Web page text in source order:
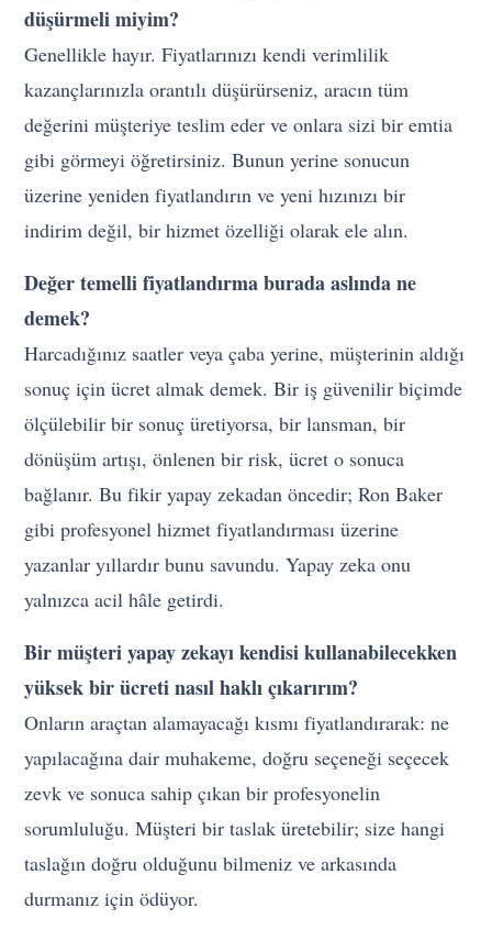
düşürmeli miyim?
Genellikle hayır. Fiyatlarınızı kendi verimlilik
kazançlarınızla orantılı düşürürseniz, aracın tüm
değerini müşteriye teslim eder ve onlara sizi bir emtia
gibi görmeyi öğretirsiniz. Bunun yerine sonucun
üzerine yeniden fiyatlandırın ve yeni hızınızı bir
indirim değil, bir hizmet özelliği olarak ele alın.
Değer temelli fiyatlandırma burada aslında ne
demek?
Harcadığınız saatler veya çaba yerine, müşterinin aldığı
sonuç için ücret almak demek. Bir iş güvenilir biçimde
ölçülebilir bir sonuç üretiyorsa, bir lansman, bir
dönüşüm artışı, önlenen bir risk, ücret o sonuca
bağlanır. Bu fikir yapay zekadan öncedir; Ron Baker
gibi profesyonel hizmet fiyatlandırması üzerine
yazanlar yıllardır bunu savundu. Yapay zeka onu
yalnızca acil hâle getirdi.
Bir müşteri yapay zekayı kendisi kullanabilecekken
yüksek bir ücreti nasıl haklı çıkarırım?
Onların araçtan alamayacağı kısmı fiyatlandırarak: ne
yapılacağına dair muhakeme, doğru seçeneği seçecek
zevk ve sonuca sahip çıkan bir profesyonelin
sorumluluğu. Müşteri bir taslak üretebilir; size hangi
taslağın doğru olduğunu bilmeniz ve arkasında
durmanız için ödüyor.